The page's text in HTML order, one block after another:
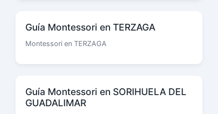
Guía Montessori en TERZAGA
Montessori en TERZAGA
Guía Montessori en SORIHUELA DEL
GUADALIMAR